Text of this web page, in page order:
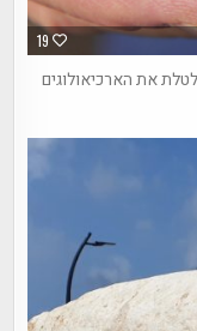
19
את הארכיאולוגים